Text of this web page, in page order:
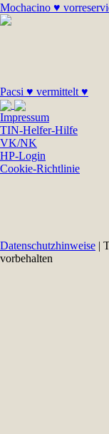
Mochacino ♥
Pacsi ♥ vermittelt ♥
Impressum
TIN-Helfer-Hilfe
VK/NK
HP-Login
Cookie-Richtlinie
Datenschutzhinweise |
vorbehalten